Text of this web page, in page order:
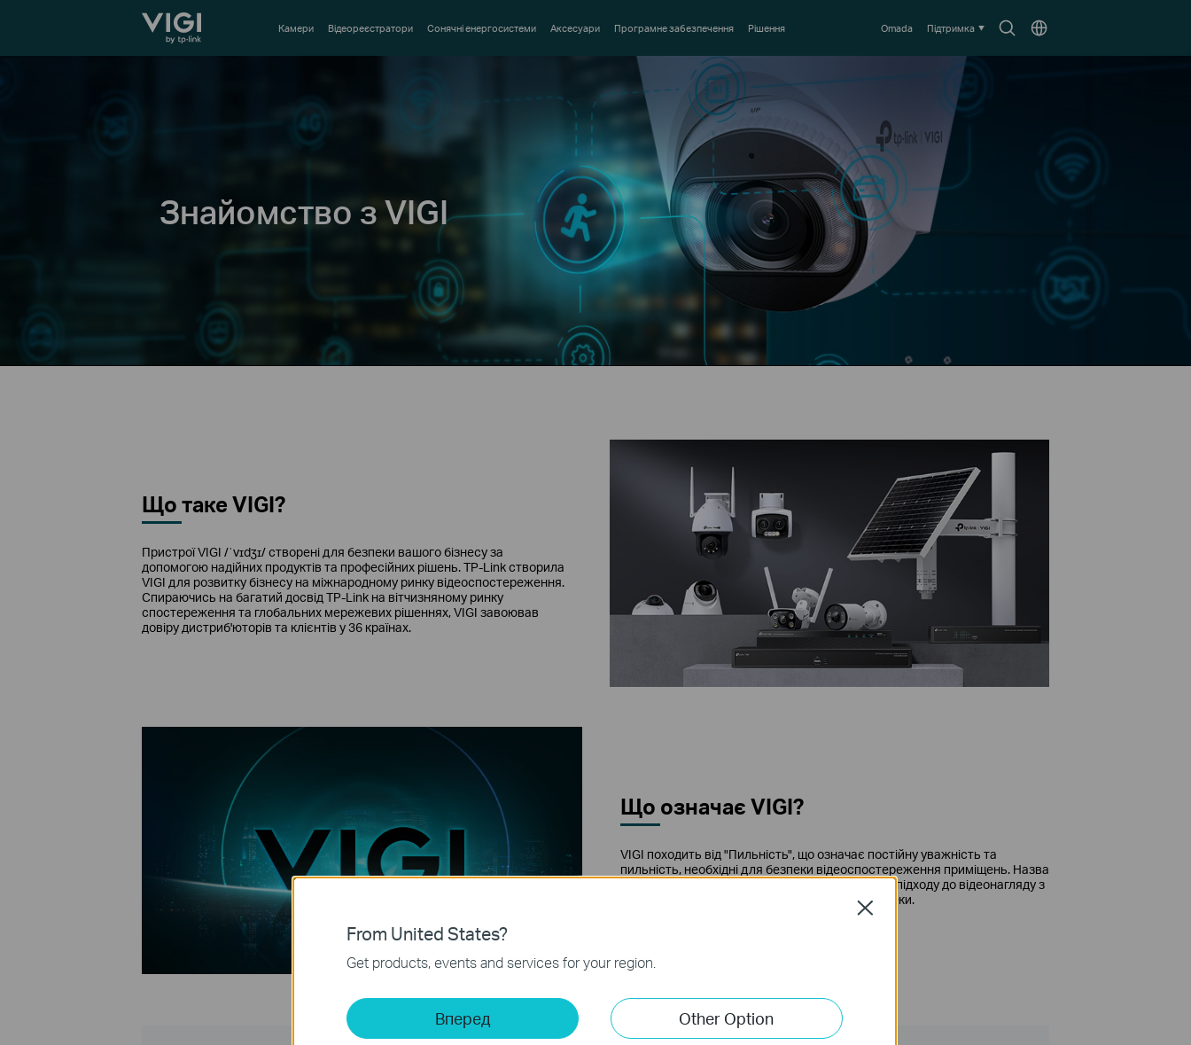
TP-Link, Reliably Smart ПошукОберіть
Камери Відеореєстратори Сонячні енергосистеми Аксесуари Програмне забезпечення Рішення Omada Підтримка
Знайомство з VIGI
Що таке VIGI?
Пристрої VIGI /ˈvɪdʒɪ/ створені для безпеки вашого бізнесу за
допомогою надійних продуктів та професійних рішень. TP-Link створила
VIGI для розвитку бізнесу на міжнародному ринку відеоспостереження.
Спираючись на багатий досвід TP-Link на вітчизняному ринку
спостереження та глобальних мережевих рішеннях, VIGI завоював
довіру дистриб'юторів та клієнтів у 36 країнах.
Що означає VIGI?
VIGI походить від "Пильність", що означає постійну уважність та
пильність, необхідні для безпеки відеоспостереження приміщень. Назва
демонструє нашу відданість структурованому підходу до відеонагляду з
професійним та надійним ставленням до безпеки.
From United States?
Get products, events and services for your region.
Вперед Other Option
Close